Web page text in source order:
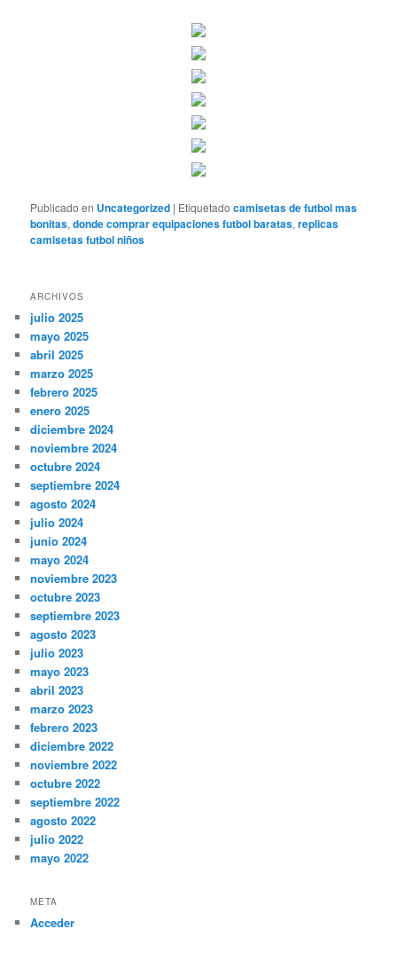
Publicado en Uncategorized | Etiquetado camisetas de futbol mas
bonitas,donde comprar equipaciones futbol baratas,replicas
camisetas futbol niños
ARCHIVOS
julio 2025
mayo 2025
abril 2025
marzo 2025
febrero 2025
enero 2025
diciembre 2024
noviembre 2024
octubre 2024
septiembre 2024
agosto 2024
julio 2024
junio 2024
mayo 2024
noviembre 2023
octubre 2023
septiembre 2023
agosto 2023
julio 2023
mayo 2023
abril 2023
marzo 2023
febrero 2023
diciembre 2022
noviembre 2022
octubre 2022
septiembre 2022
agosto 2022
julio 2022
mayo 2022
META
Acceder